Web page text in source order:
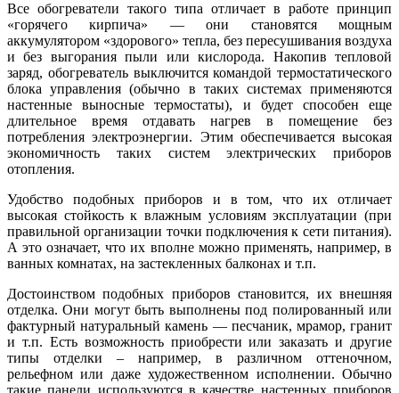
Все обогреватели такого типа отличает в работе принцип
«горячего кирпича» — они становятся мощным
аккумулятором «здорового» тепла, без пересушивания воздуха
и без выгорания пыли или кислорода. Накопив тепловой
заряд, обогреватель выключится командой термостатического
блока управления (обычно в таких системах применяются
настенные выносные термостаты), и будет способен еще
длительное время отдавать нагрев в помещение без
потребления электроэнергии. Этим обеспечивается высокая
экономичность таких систем электрических приборов
отопления.
Удобство подобных приборов и в том, что их отличает
высокая стойкость к влажным условиям эксплуатации (при
правильной организации точки подключения к сети питания).
А это означает, что их вполне можно применять, например, в
ванных комнатах, на застекленных балконах и т.п.
Достоинством подобных приборов становится, их внешняя
отделка. Они могут быть выполнены под полированный или
фактурный натуральный камень — песчаник, мрамор, гранит
и т.п. Есть возможность приобрести или заказать и другие
типы отделки – например, в различном оттеночном,
рельефном или даже художественном исполнении. Обычно
такие панели используются в качестве настенных приборов